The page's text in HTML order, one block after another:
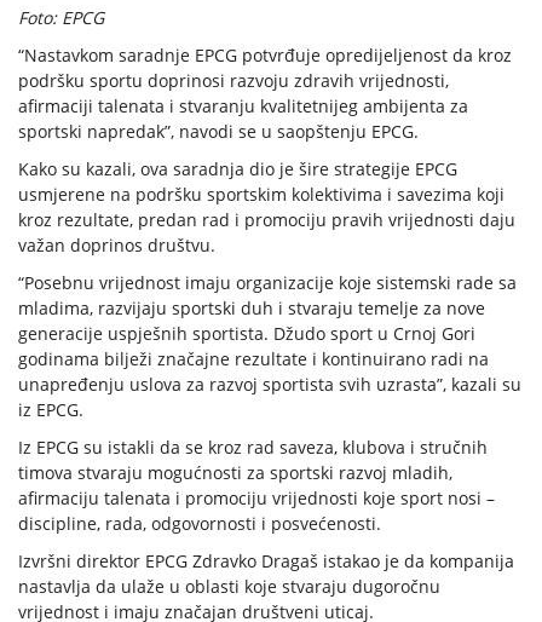
Foto: EPCG
“Nastavkom saradnje EPCG potvrđuje opredijeljenost da kroz
podršku sportu doprinosi razvoju zdravih vrijednosti,
afirmaciji talenata i stvaranju kvalitetnijeg ambijenta za
sportski napredak”, navodi se u saopštenju EPCG.
Kako su kazali, ova saradnja dio je šire strategije EPCG
usmjerene na podršku sportskim kolektivima i savezima koji
kroz rezultate, predan rad i promociju pravih vrijednosti daju
važan doprinos društvu.
“Posebnu vrijednost imaju organizacije koje sistemski rade sa
mladima, razvijaju sportski duh i stvaraju temelje za nove
generacije uspješnih sportista. Džudo sport u Crnoj Gori
godinama bilježi značajne rezultate i kontinuirano radi na
unapređenju uslova za razvoj sportista svih uzrasta”, kazali su
iz EPCG.
Iz EPCG su istakli da se kroz rad saveza, klubova i stručnih
timova stvaraju mogućnosti za sportski razvoj mladih,
afirmaciju talenata i promociju vrijednosti koje sport nosi –
discipline, rada, odgovornosti i posvećenosti.
Izvršni direktor EPCG Zdravko Dragaš istakao je da kompanija
nastavlja da ulaže u oblasti koje stvaraju dugoročnu
vrijednost i imaju značajan društveni uticaj.